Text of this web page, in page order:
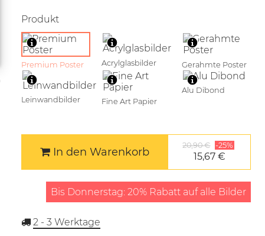
Produkt
Premium Poster Acrylglasbilder Gerahmte Poster
Leinwandbilder Fine Art Papier
Alu Dibond
In den Warenkorb
20,90 € -25%
15,67 €
Bis Donnerstag: 20% Rabatt auf alle Bilder
2 - 3 Werktage